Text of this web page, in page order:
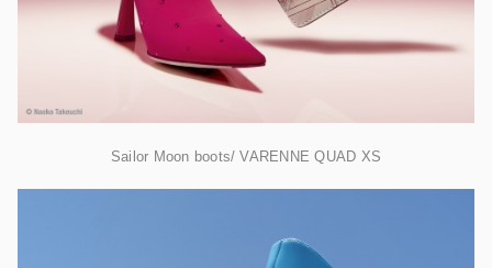
Sailor Moon boots/ VARENNE QUAD XS